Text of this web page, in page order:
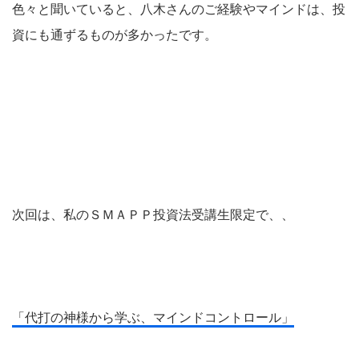
色々と聞いていると、八木さんのご経験やマインドは、投
資にも通ずるものが多かったです。
次回は、私のＳＭＡＰＰ投資法受講生限定で、、
「代打の神様から学ぶ、マインドコントロール」